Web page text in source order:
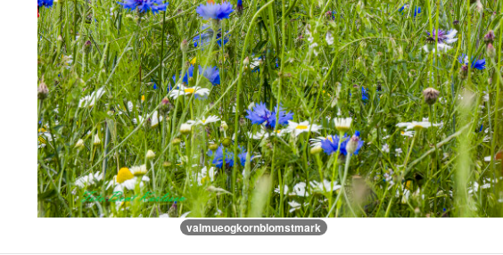
valmueogkornblomstmark